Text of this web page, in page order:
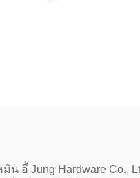
อี้ Jung Hardware Co.,